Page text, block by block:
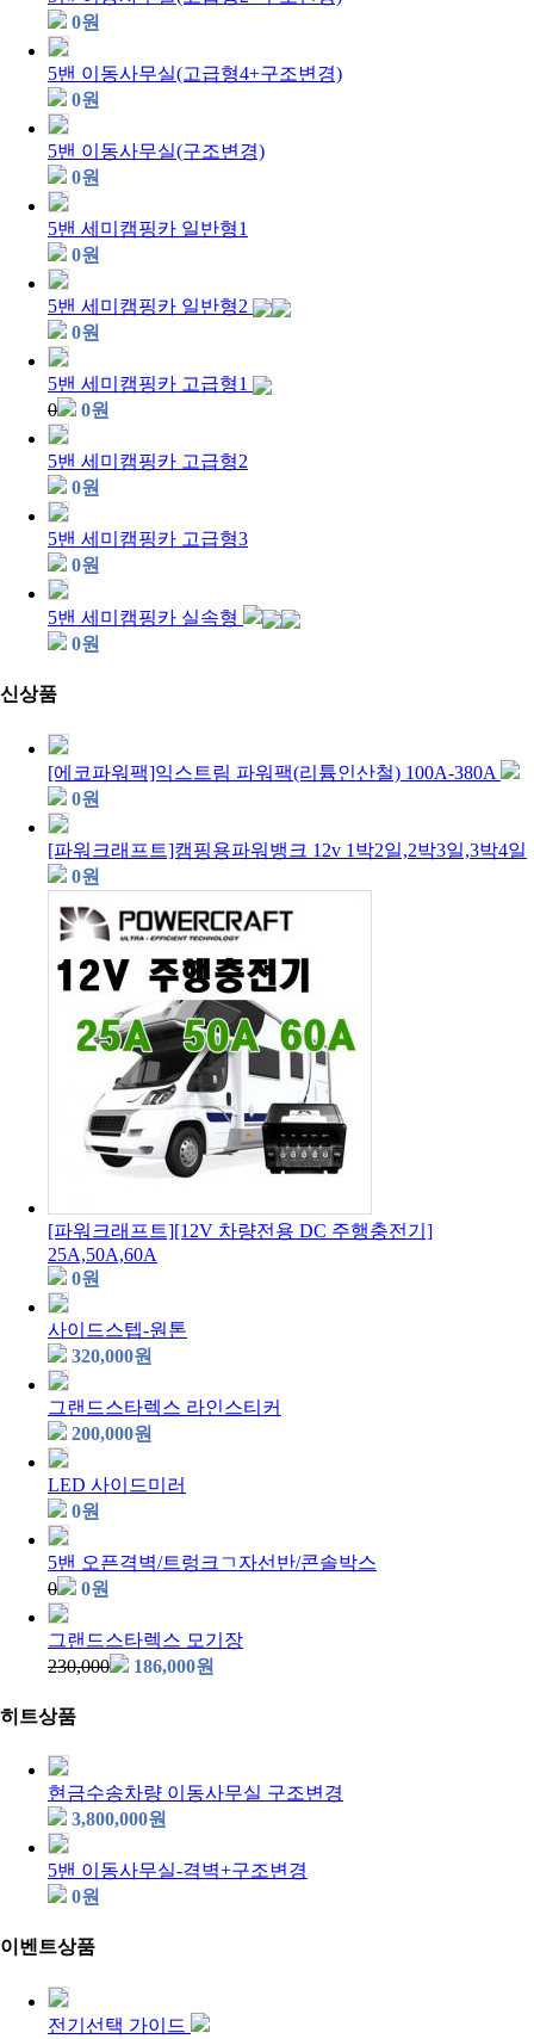
0원
5밴 이동사무실(고급형4+구조변경)
0원
5밴 이동사무실(구조변경)
0원
5밴 세미캠핑카 일반형1
0원
5밴 세미캠핑카 일반형2
0원
5밴 세미캠핑카 고급형1
0
0원
5밴 세미캠핑카 고급형2
0원
5밴 세미캠핑카 고급형3
0원
5밴 세미캠핑카 실속형
0원
신상품
[에코파워팩]익스트림 파워팩(리튬인산철) 100A-380A
0원
[파워크래프트]캠핑용파워뱅크 12v 1박2일,2박3일,3박4일
0원
[파워크래프트][12V 차량전용 DC 주행충전기]
25A,50A,60A
0원
사이드스텝-원톤
320,000원
그랜드스타렉스 라인스티커
200,000원
LED 사이드미러
0원
5밴 오픈격벽/트렁크ㄱ자선반/콘솔박스
0
0원
그랜드스타렉스 모기장
230,000
186,000원
히트상품
현금수송차량 이동사무실 구조변경
3,800,000원
5밴 이동사무실-격벽+구조변경
0원
이벤트상품
전기선택 가이드